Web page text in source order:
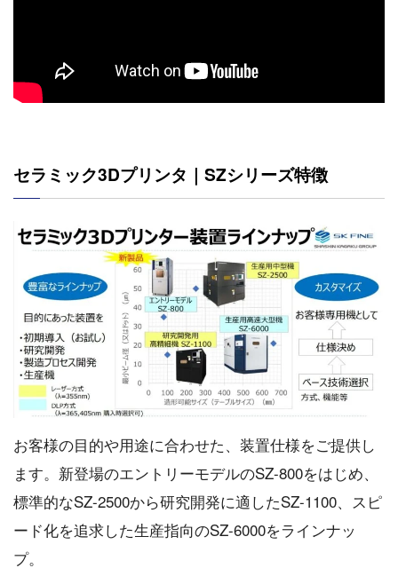
セラミック3Dプリンタ｜SZシリーズ特徴
お客様の目的や用途に合わせた、装置仕様をご提供し
ます。新登場のエントリーモデルのSZ-800をはじめ、
標準的なSZ-2500から研究開発に適したSZ-1100、スピ
ード化を追求した生産指向のSZ-6000をラインナッ
プ。